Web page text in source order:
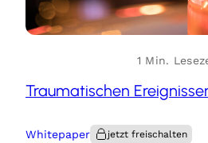
1 Min.
Traumatischen
Whitepaper